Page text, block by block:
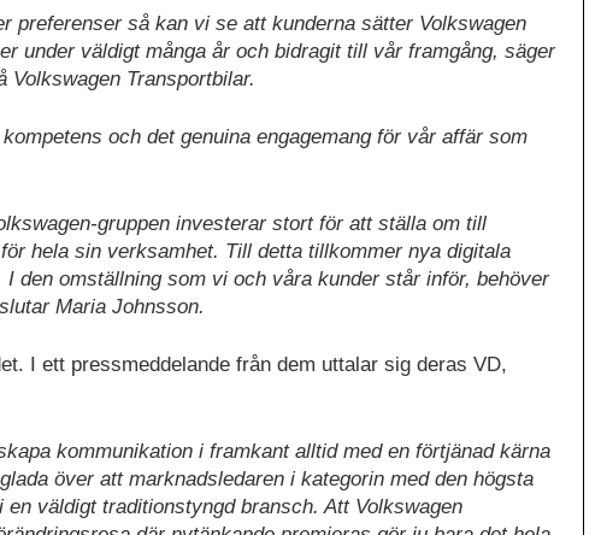
preferenser så kan vi se att kunderna sätter Volkswagen
under väldigt många år och bidragit till vår framgång, säger
Transportbilar.
och det genuina engagemang för vår affär som
gruppen investerar stort för att ställa om till
hela sin verksamhet. Till detta tillkommer nya digitala
den omställning som vi och våra kunder står inför, behöver
Maria Johnsson.
I ett pressmeddelande från dem uttalar sig deras VD,
kommunikation i framkant alltid med en förtjänad kärna
över att marknadsledaren i kategorin med den högsta
väldigt traditionstyngd bransch. Att Volkswagen